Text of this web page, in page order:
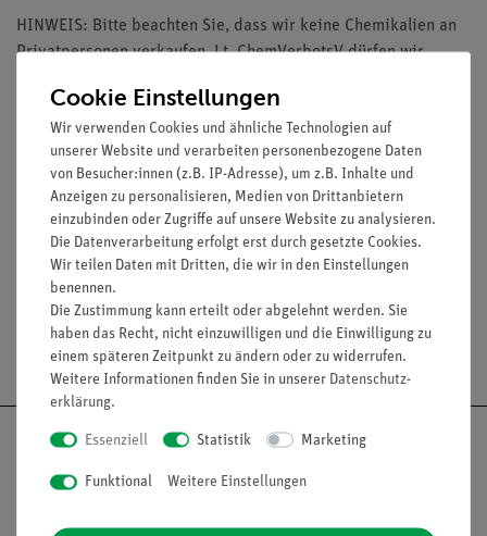
HINWEIS: Bitte beachten Sie, dass wir keine Chemikalien an
Privatpersonen verkaufen. Lt. ChemVerbotsV dürfen wir
Verwender und öffentliche Forschungs-, Untersuchungs- und
Lehranstalten abgeben.
Media / Downloads
Versandkostenfrei ab 300,- €
Cookie Einstellungen
Wir verwenden Cookies und ähnliche Technologien auf
unserer Website und verarbeiten personenbezogene Daten
von Besucher:innen (z.B. IP-Adresse), um z.B. Inhalte und
Anzeigen zu personalisieren, Medien von Drittanbietern
einzubinden oder Zugriffe auf unsere Website zu analysieren.
Die Datenverarbeitung erfolgt erst durch gesetzte Cookies.
Wir teilen Daten mit Dritten, die wir in den Einstellungen
benennen.
Die Zustimmung kann erteilt oder abgelehnt werden. Sie
haben das Recht, nicht einzuwilligen und die Einwilligung zu
einem späteren Zeitpunkt zu ändern oder zu widerrufen.
Weitere Informationen finden Sie in unserer Daten­schutz­
erklärung.
Essenziell Statistik Marketing
Funktional Weitere Einstellungen